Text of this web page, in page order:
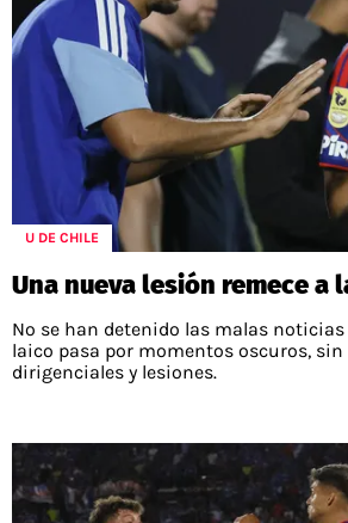
U DE CHILE
Una nueva lesión remece a
No se han detenido las malas noticias
laico pasa por momentos oscuros, sin
dirigenciales y lesiones.